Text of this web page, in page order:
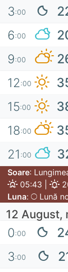
3:00
6:00
9:00
12:00
15:00
18:00
21 :00
Soare:
05:43 |
Luna: Lună
12 August,
0:00
3:00